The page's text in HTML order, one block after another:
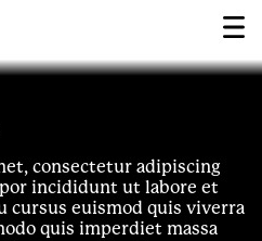
consectetur adipiscing
incididunt ut labore et
cursus euismod quis viverra
quis imperdiet massa